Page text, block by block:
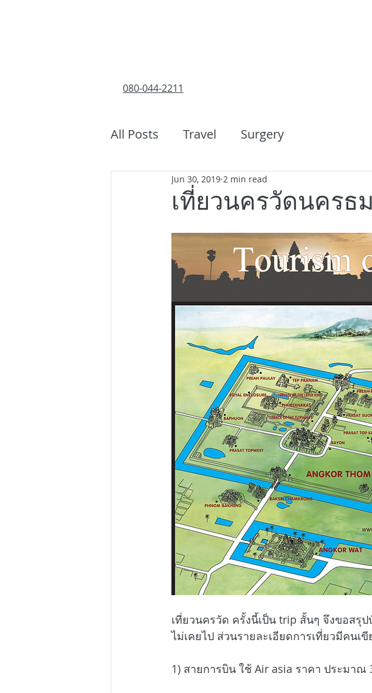
080-044-2211
All Posts Travel Surgery
เที่ยวนครวัดนครธม
Jun 30, 2019 2 min read
เที่ยวนครวัด ครั้งนี้เป็น trip สั้นๆ จึงขอสรุ
ไม่เคยไป ส่วนรายละเอียดการเที่ยวมีคนเ
1) สายการบิน ใช้ Air asia ราคา ประมาณ